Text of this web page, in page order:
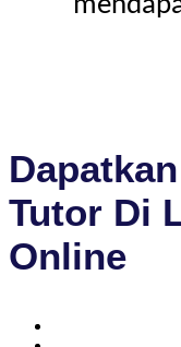
Tutor Di
Online